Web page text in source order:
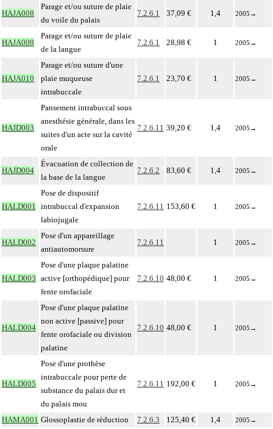
HAJA008
Parage et/ou suture de plaie
du voile du palais
7.2.6.1 37,09 € 1,4 2005 →
HAJA009
Parage et/ou suture de plaie
de la langue
7.2.6.1 28,98 € 1 2005 →
HAJA010
Parage et/ou suture d'une
plaie muqueuse
intrabuccale
7.2.6.1 23,70 € 1 2005 →
HAJD003
Pansement intrabuccal sous
anesthésie générale, dans les
suites d'un acte sur la cavité
orale
7.2.6.11 39,20 € 1,4 2005 →
HAJD004
Évacuation de collection de
la base de la langue
7.2.6.2 83,60 € 1,4 2005 →
HALD001
Pose de dispositif
intrabuccal d'expansion
labiojugale
7.2.6.11 153,60 € 1 2005 →
HALD002
Pose d'un appareillage
antiautomorsure
7.2.6.11 1 2005 →
HALD003
Pose d'une plaque palatine
active [orthopédique] pour
fente orofaciale
7.2.6.10 48,00 € 1 2005 →
HALD004
Pose d'une plaque palatine
non active [passive] pour
fente orofaciale ou division
palatine
7.2.6.10 48,00 € 1 2005 →
HALD005
Pose d'une prothèse
intrabuccale pour perte de
substance du palais dur et
du palais mou
7.2.6.11 192,00 € 1 2005 →
HAMA001 Glossoplastie de réduction 7.2.6.3 125,40 € 1,4 2005 →